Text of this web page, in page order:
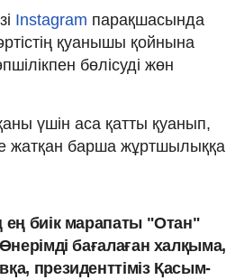
Instagram парақшасында
қуанышы қойнына
бөлісуді жөн
үшін аса қатты қуанып,
жатқан барша жұртшылыққа
биік марапаты "Отан"
бағалаған халқыма,
президенттіміз Қасым-